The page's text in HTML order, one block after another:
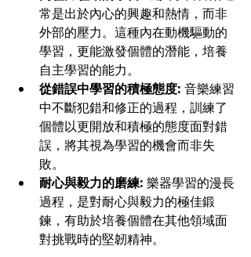
常是出於內心的興趣和熱情，而非
外部的壓力。這種內在動機驅動的
學習，更能激發個體的潛能，培養
自主學習的能力。
從錯誤中學習的積極態度: 音樂練習
中不斷犯錯和修正的過程，訓練了
個體以更開放和積極的態度面對錯
誤，將其視為學習的機會而非失
敗。
耐心與毅力的磨練: 樂器學習的漫長
過程，是對耐心與毅力的極佳鍛
鍊，有助於培養個體在其他領域面
對挑戰時的堅韌精神。